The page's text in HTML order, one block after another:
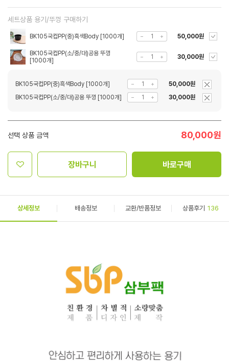
세트상품 용기/뚜껑 구매하기
BK105국컵PP(중)흑색Body [1000개] 50,000원
BK105국컵PP(소/중/대)공용 뚜껑
[1000개]
30,000원
BK105국컵PP(중)흑색Body [1000개]
50,000원
BK105국컵PP(소/중/대)공용 뚜껑 [1000개]
30,000원
선택 상품 금액 80,000원
장바구니 바로구매
상세정보 배송정보 교환/반품정보 상품후기 136